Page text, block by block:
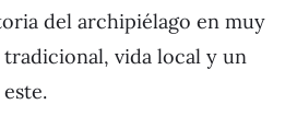
del archipiélago en muy
vida local y un